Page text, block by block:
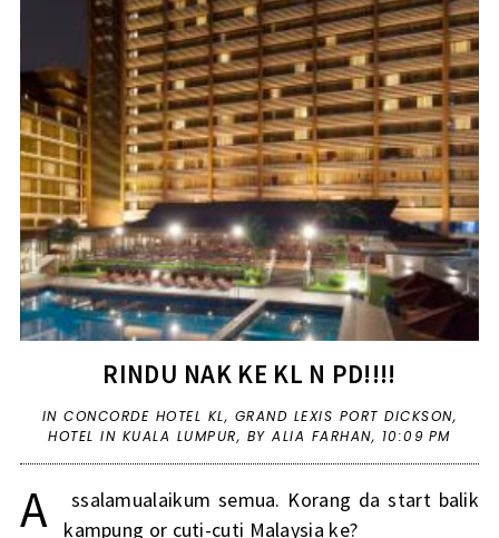
RINDU NAK KE KL N PD!!!!
INCONCORDE HOTEL KL, GRAND LEXIS PORT DICKSON,
HOTEL IN KUALA LUMPUR, BY ALIA FARHAN, 10:09 PM
A
ssalamualaikum semua. Korang da start balik
kampung or cuti-cuti Malaysia ke?